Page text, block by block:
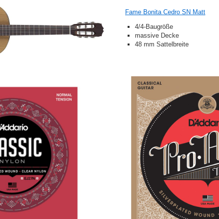
Fame Bonita Cedro SN Matt
4/4-Baugröße
massive Decke
48 mm Sattelbreite